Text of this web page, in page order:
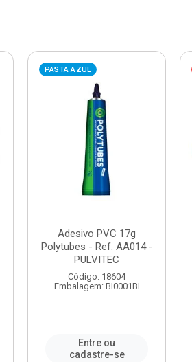
PASTA AZUL
Adesivo PVC 17g
Polytubes - Ref. AA014 -
PULVITEC
Código: 18604
Embalagem: BI0001BI
Entre ou
cadastre-se